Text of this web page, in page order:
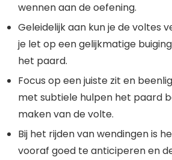
wennen aan de oefening.
Geleidelijk aan kun je de voltes
je let op een gelijkmatige
het paard.
Focus op een juiste zit en
met subtiele hulpen het paard
maken van de volte.
Bij het rijden van wendingen is
vooraf goed te anticiperen en